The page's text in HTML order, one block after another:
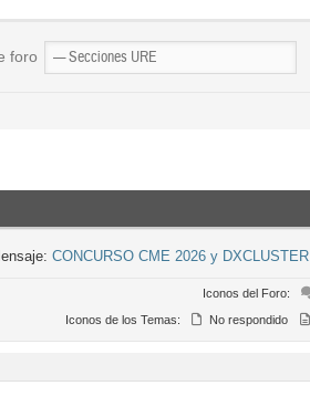
foro
CONCURSO CME 2026 y DXCLUSTER
Iconos del Foro:
Iconos de los Temas:
No respondido